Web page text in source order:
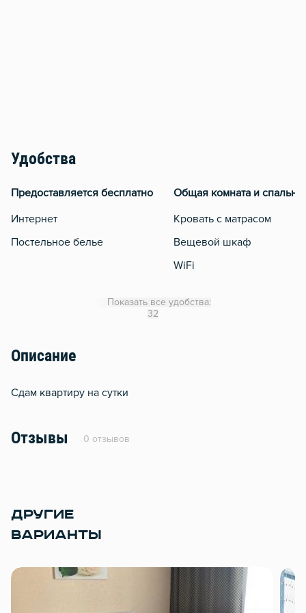
Удобства
Предоставляется бесплатно
Интернет
Постельное белье
Общая комната и спальня
Кровать с матрасом
Вещевой шкаф
WiFi
Показать все удобства:
32
Описание
Сдам квартиру на сутки
Отзывы 0 отзывов
ДРУГИЕ
ВАРИАНТЫ